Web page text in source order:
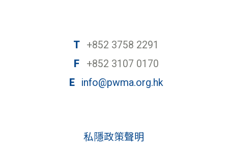
T
+852 3758 2291
F
+852 3107 0170
E
info@pwma.org.hk
私隱政策聲明